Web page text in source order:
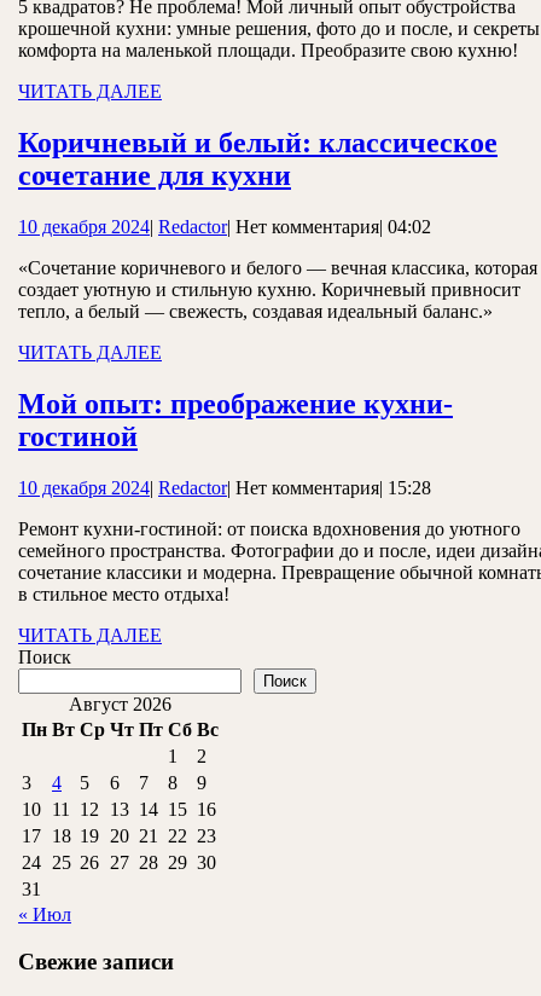
кухни
к
2024
5 квадратов? Не проблема! Мой личный опыт обустройства
крошечной кухни: умные решения, фото до и после, и секреты
комфорта на маленькой площади. Преобразите свою кухню!
ЧИТАТЬ ДАЛЕЕ
Коричневый и белый: классическое
сочетание для кухниКоричневый
белый:
классическое
сочетание
10 декабря 202410
2024
| RedactorRedactor
| Нет комментария| 04:02
«Сочетание коричневого и белого — вечная классика, которая
создает уютную и стильную кухню. Коричневый привносит
тепло, а белый — свежесть, создавая идеальный баланс.»
ЧИТАТЬ ДАЛЕЕ
Мой опыт: преображение кухни-
гостинойМой
преображение
кухни-
гостиной
10 декабря 202410
2024
| RedactorRedactor
| Нет комментария| 15:28
Ремонт кухни-гостиной: от поиска вдохновения до уютного
семейного пространства. Фотографии до и после, идеи
сочетание классики и модерна. Превращение обычной
в стильное место отдыха!
ЧИТАТЬ ДАЛЕЕ
Поиск
Поиск
Август 2026
Пн Вт Ср Чт Пт Сб Вс
1
2
3
4 5 6 7 8
9
10 11 12 13 14 15 16
17 18 19 20 21 22 23
24 25 26 27 28 29 30
31
« Июл
Свежие записи